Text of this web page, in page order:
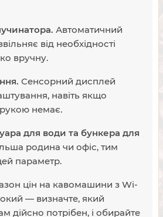
Автоматичний
від необхідності
вручну.
Сенсорний дисплей
навіть якщо
немає.
для води та бункера для
родина чи офіс, тим
параметр.
цін на кавомашини з Wi-
— визначте, який
дійсно потрібен, і обирайте